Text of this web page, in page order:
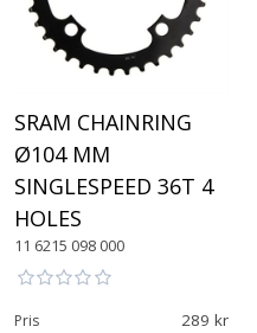
SRAM CHAINRING
Ø104 MM
SINGLESPEED 36T 4
HOLES
11 6215 098 000
Pris 289